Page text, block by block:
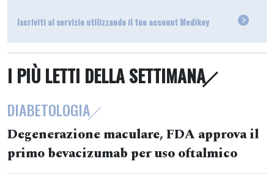
Iscriviti al servizio utilizzando il tuo account Medikey
I PIÙ LETTI DELLA SETTIMANA
DIABETOLOGIA
Degenerazione maculare, FDA approva il
primo bevacizumab per uso oftalmico